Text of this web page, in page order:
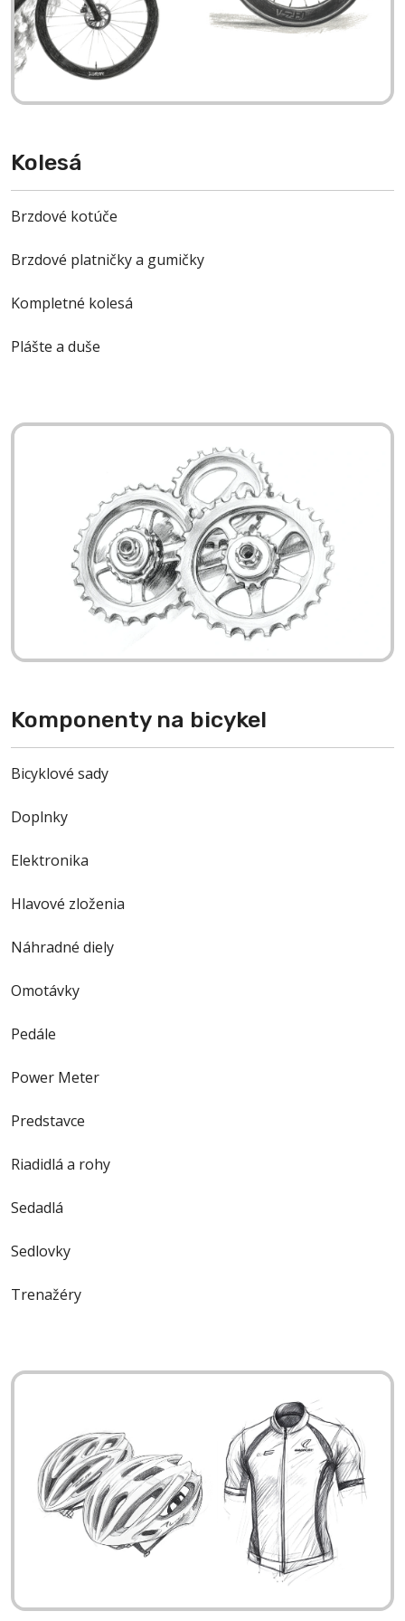
O NÁS
BLOG
KONTAKT
Kolesá
Brzdové kotúče
Brzdové platničky a gumičky
Kompletné kolesá
Plášte a duše
Komponenty na bicykel
Bicyklové sady
Doplnky
Elektronika
Hlavové zloženia
Náhradné diely
Omotávky
Pedále
Power Meter
Predstavce
Riadidlá a rohy
Sedadlá
Sedlovky
Trenažéry